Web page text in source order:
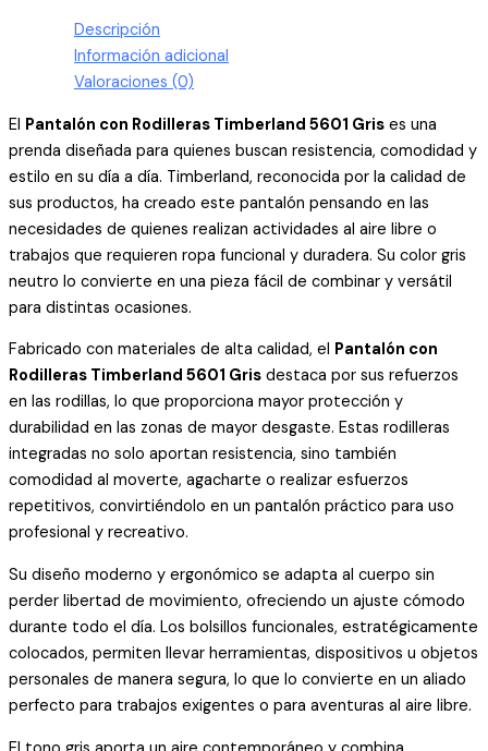
Descripción
Información adicional
Valoraciones (0)
El Pantalón con Rodilleras Timberland 5601 Gris es una
prenda diseñada para quienes buscan resistencia, comodidad y
estilo en su día a día. Timberland, reconocida por la calidad de
sus productos, ha creado este pantalón pensando en las
necesidades de quienes realizan actividades al aire libre o
trabajos que requieren ropa funcional y duradera. Su color gris
neutro lo convierte en una pieza fácil de combinar y versátil
para distintas ocasiones.
Fabricado con materiales de alta calidad, el Pantalón con
Rodilleras Timberland 5601 Gris destaca por sus refuerzos
en las rodillas, lo que proporciona mayor protección y
durabilidad en las zonas de mayor desgaste. Estas rodilleras
integradas no solo aportan resistencia, sino también
comodidad al moverte, agacharte o realizar esfuerzos
repetitivos, convirtiéndolo en un pantalón práctico para uso
profesional y recreativo.
Su diseño moderno y ergonómico se adapta al cuerpo sin
perder libertad de movimiento, ofreciendo un ajuste cómodo
durante todo el día. Los bolsillos funcionales, estratégicamente
colocados, permiten llevar herramientas, dispositivos u objetos
personales de manera segura, lo que lo convierte en un aliado
perfecto para trabajos exigentes o para aventuras al aire libre.